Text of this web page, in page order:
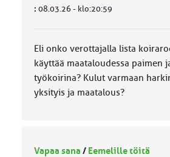
: 08.03.26 - klo:20:59
Eli onko verottajalla lista
käyttää maataloudessa paimen
työkoirina? Kulut varmaan
yksityis ja maatalous?
Vapaa sana / Eemelille töitä